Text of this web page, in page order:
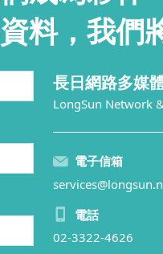
料，我們
長日網路多媒
LongSun Network
電子信箱
電話
02-3322-4626